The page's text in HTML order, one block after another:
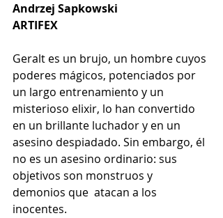
Andrzej Sapkowski
ARTIFEX
Geralt es un brujo, un hombre cuyos
poderes mágicos, potenciados por
un largo entrenamiento y un
misterioso elixir, lo han convertido
en un brillante luchador y en un
asesino despiadado. Sin embargo, él
no es un asesino ordinario: sus
objetivos son monstruos y
demonios que  atacan a los
inocentes.